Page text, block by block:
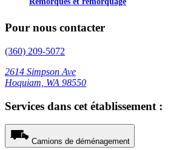
Pour nous contacter
(360) 209-5072
2614 Simpson Ave
Hoquiam, WA 98550
Services dans cet établissement :
Camions de déménagement